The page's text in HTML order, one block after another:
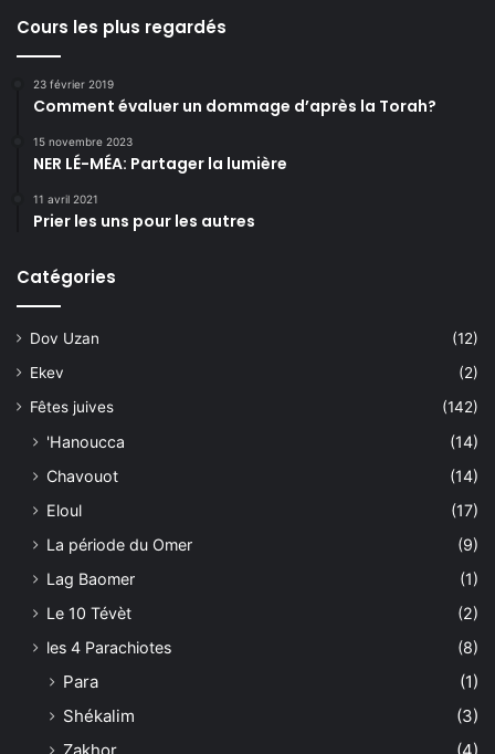
Cours les plus regardés
23 février 2019
Comment évaluer un dommage d’après la Torah?
15 novembre 2023
NER LÉ-MÉA: Partager la lumière
11 avril 2021
Prier les uns pour les autres
Catégories
Dov Uzan
(12)
Ekev
(2)
Fêtes juives
(142)
'Hanoucca
(14)
Chavouot
(14)
Eloul
(17)
La période du Omer
(9)
Lag Baomer
(1)
Le 10 Tévèt
(2)
les 4 Parachiotes
(8)
Para
(1)
Shékalim
(3)